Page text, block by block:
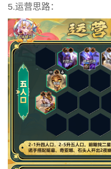
5.运营思路：